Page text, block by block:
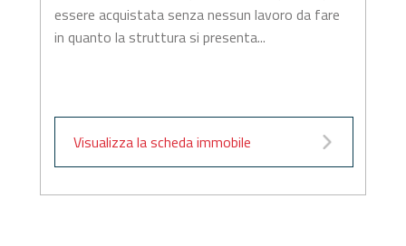
essere acquistata senza nessun lavoro da fare
in quanto la struttura si presenta...
Visualizza la scheda immobile